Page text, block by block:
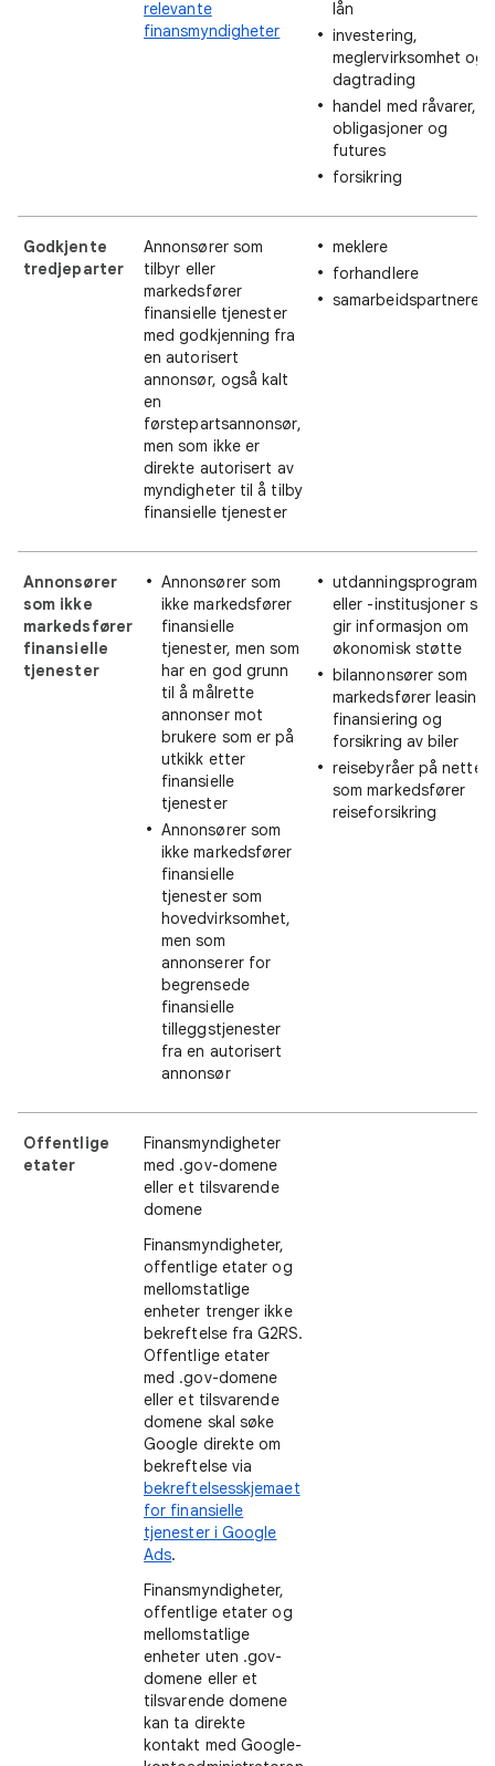
relevante
finansmyndigheter
lån
investering,
meglervirksomhet og
dagtrading
handel med råvarer,
obligasjoner og
futures
forsikring
Godkjente
tredjeparter
Annonsører som
tilbyr eller
markedsfører
finansielle tjenester
med godkjenning fra
en autorisert
annonsør, også kalt
en
førstepartsannonsør,
men som ikke er
direkte autorisert av
myndigheter til å tilby
finansielle tjenester
meklere
forhandlere
samarbeidspartnere
Annonsører
som ikke
markedsfører
finansielle
tjenester
Annonsører som
ikke markedsfører
finansielle
tjenester, men som
har en god grunn
til å målrette
annonser mot
brukere som er på
utkikk etter
finansielle
tjenester
Annonsører som
ikke markedsfører
finansielle
tjenester som
hovedvirksomhet,
men som
annonserer for
begrensede
finansielle
tilleggstjenester
fra en autorisert
annonsør
eller -institusjoner
gir informasjon om
økonomisk støtte
bilannonsører som
markedsfører leasing,
finansiering og
forsikring av biler
reisebyråer på nettet
som markedsfører
reiseforsikring
Offentlige
etater
Finansmyndigheter
med .gov-domene
eller et tilsvarende
domene
Finansmyndigheter,
offentlige etater og
mellomstatlige
enheter trenger ikke
bekreftelse fra G2RS.
Offentlige etater
med .gov-domene
eller et tilsvarende
domene skal søke
Google direkte om
bekreftelse via
bekreftelsesskjemaet
for finansielle
tjenester i Google
Ads.
Finansmyndigheter,
offentlige etater og
mellomstatlige
enheter uten .gov-
domene eller et
tilsvarende domene
kan ta direkte
kontakt med Google-